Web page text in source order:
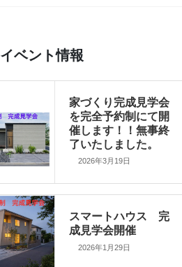
ベント情報
家づくり完成見学会
を完全予約制にて開
催します！！無事終
了いたしました。
2026年3月19日
スマートハウス 完
成見学会開催
2026年1月29日